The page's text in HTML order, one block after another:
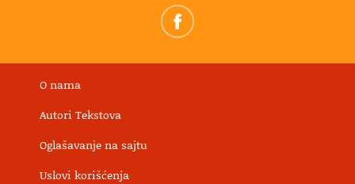
O nama
Autori Tekstova
Oglašavanje na sajtu
Uslovi korišćenja